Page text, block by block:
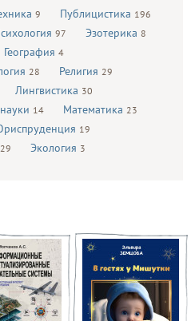
9 Публицистика 196
97 Эзотерика 8
География 4
28 Религия 29
Лингвистика 30
14 Математика 23
19
29 Экология 3